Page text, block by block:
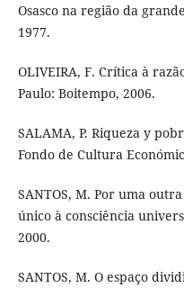
Osasco na região da
1977.
OLIVEIRA, F. Crítica à
Paulo: Boitempo, 2006.
SALAMA, P. Riqueza y
Fondo de Cultura
SANTOS, M. Por uma
único à consciência
2000.
SANTOS, M. O espaço